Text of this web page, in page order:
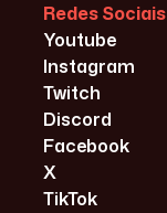
Redes Sociais
Youtube
Instagram
Twitch
Discord
Facebook
X
TikTok